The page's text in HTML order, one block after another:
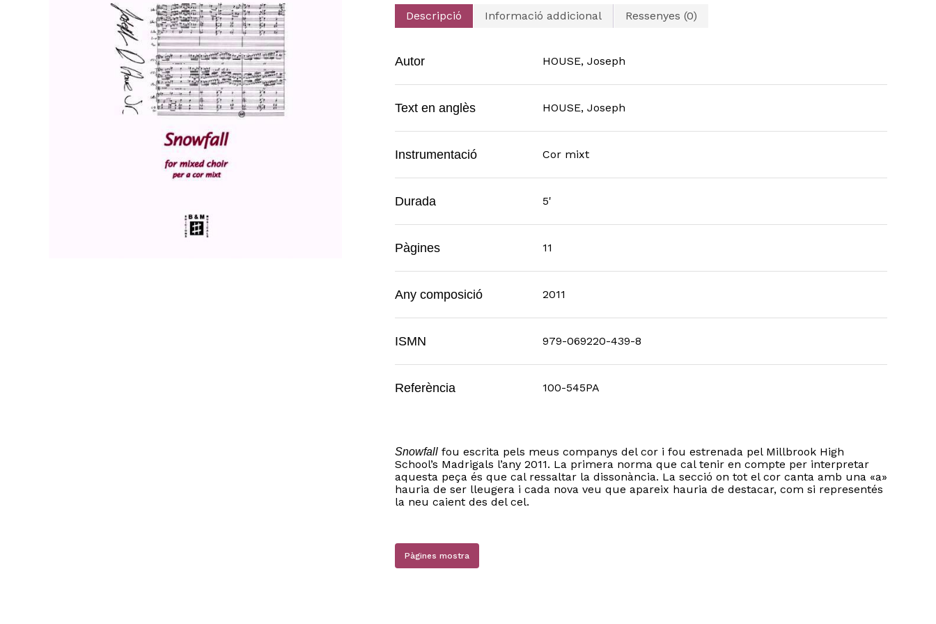
Descripció Informació addicional Ressenyes (0)
Autor HOUSE, Joseph
Text en anglès HOUSE, Joseph
Instrumentació Cor mixt
Durada 5'
Pàgines 11
Any composició 2011
ISMN 979-069220-439-8
Referència 100-545PA
Snowfallfou escrita pels meus companys del cor i fou estrenada pel Millbrook High
School’s Madrigals l’any 2011. La primera norma que cal tenir en compte per interpretar
aquesta peça és que cal ressaltar la dissonància. La secció on tot el cor canta amb una «a»
hauria de ser lleugera i cada nova veu que apareix hauria de destacar, com si representés
la neu caient des del cel.
Pàgines mostra